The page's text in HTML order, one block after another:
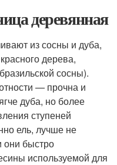
деревянная
из сосны и дуба,
дерева,
сосны).
— прочна и
дуба, но более
ступеней
ель, лучше не
они быстро
используемой для